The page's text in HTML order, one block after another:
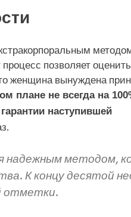
позволяет
женщина вынуждена
плане не всегда на
наступившей
надежным методом,
К концу десятой
отметки.